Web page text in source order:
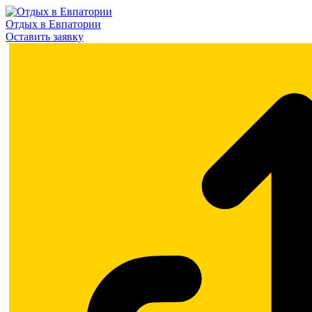
Отдых в Евпатории
Оставить заявку